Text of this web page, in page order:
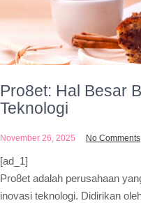
Pro8et: Hal Besar
Teknologi
November 26, 2025 No Comments
[ad_1]
Pro8et adalah perusahaan
inovasi teknologi. Didirikan